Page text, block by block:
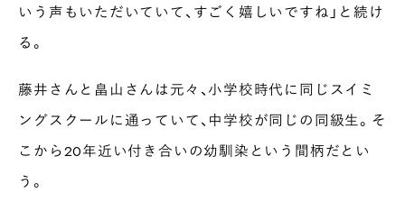
いう声もいただいていて、すごく嬉しいですね」と続け
る。
藤井さんと畠山さんは元々、小学校時代に同じスイミ
ングスクールに通っていて、中学校が同じの同級生。そ
こから20年近い付き合いの幼馴染という間柄だとい
う。